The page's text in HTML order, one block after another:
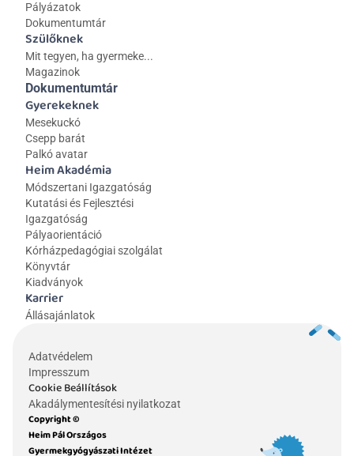
Pályázatok
Dokumentumtár
Szülőknek
Mit tegyen, ha gyermeke...
Magazinok
Gyerekeknek
Mesekuckó
Csepp barát
Palkó avatar
Heim Akadémia
Módszertani Igazgatóság
Kutatási és Fejlesztési
Igazgatóság
Pályaorientáció
Kórházpedagógiai szolgálat
Könyvtár
Kiadványok
Karrier
Állásajánlatok
Dokumentumtár
Adatvédelem
Impresszum
Cookie Beállítások
Akadálymentesítési nyilatkozat
Copyright ©
Heim Pál Országos
Gyermekgyógyászati Intézet